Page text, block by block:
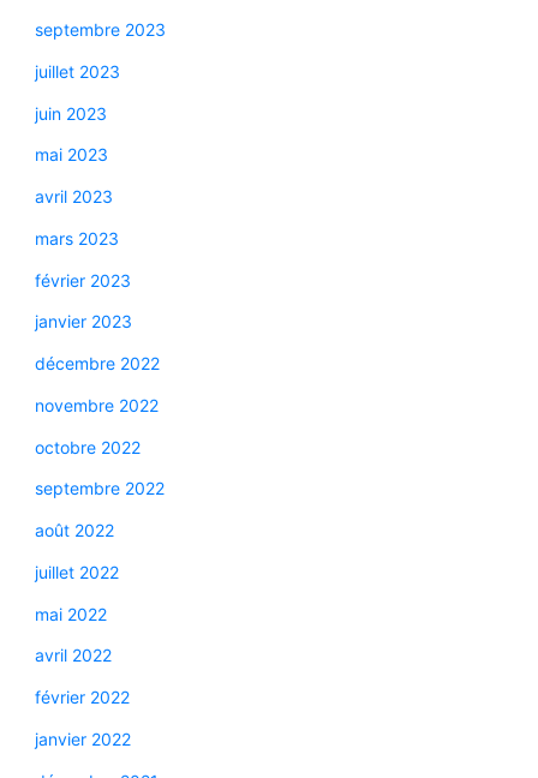
septembre 2023
juillet 2023
juin 2023
mai 2023
avril 2023
mars 2023
février 2023
janvier 2023
décembre 2022
novembre 2022
octobre 2022
septembre 2022
août 2022
juillet 2022
mai 2022
avril 2022
février 2022
janvier 2022